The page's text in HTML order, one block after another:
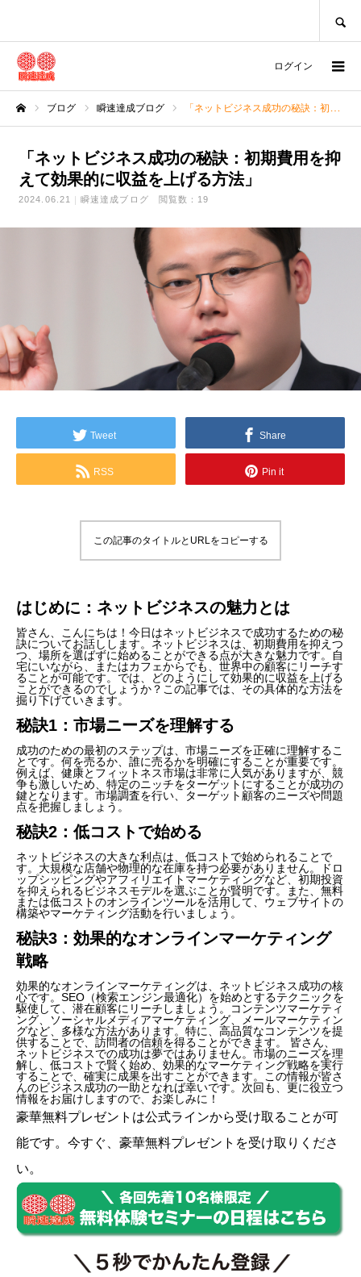
ログイン
ブログ 瞬速達成ブログ 「ネットビジネス成功の秘訣：初期費用を抑えて効果的に収益を上げる方法」
「ネットビジネス成功の秘訣：初期費用を抑
えて効果的に収益を上げる方法」
2024.06.21 瞬速達成ブログ 閲覧数：19
Tweet Share
RSS Pin it
この記事のタイトルとURLをコピーする
はじめに：ネットビジネスの魅力とは
皆さん、こんにちは！今日はネットビジネスで成功するための秘
訣についてお話しします。ネットビジネスは、初期費用を抑えつ
つ、場所を選ばずに始めることができる点が大きな魅力です。自
宅にいながら、またはカフェからでも、世界中の顧客にリーチす
ることが可能です。では、どのようにして効果的に収益を上げる
ことができるのでしょうか？この記事では、その具体的な方法を
掘り下げていきます。
秘訣1：市場ニーズを理解する
成功のための最初のステップは、市場ニーズを正確に理解するこ
とです。何を売るか、誰に売るかを明確にすることが重要です。
例えば、健康とフィットネス市場は非常に人気がありますが、競
争も激しいため、特定のニッチをターゲットにすることが成功の
鍵となります。市場調査を行い、ターゲット顧客のニーズや問題
点を把握しましょう。
秘訣2：低コストで始める
ネットビジネスの大きな利点は、低コストで始められることで
す。大規模な店舗や物理的な在庫を持つ必要がありません。ドロ
ップシッピングやアフィリエイトマーケティングなど、初期投資
を抑えられるビジネスモデルを選ぶことが賢明です。また、無料
または低コストのオンラインツールを活用して、ウェブサイトの
構築やマーケティング活動を行いましょう。
秘訣3：効果的なオンラインマーケティング
戦略
効果的なオンラインマーケティングは、ネットビジネス成功の核
心です。SEO（検索エンジン最適化）を始めとするテクニックを
駆使して、潜在顧客にリーチしましょう。コンテンツマーケティ
ング、ソーシャルメディアマーケティング、メールマーケティン
グなど、多様な方法があります。特に、高品質なコンテンツを提
供することで、訪問者の信頼を得ることができます。 皆さん、
ネットビジネスでの成功は夢ではありません。市場のニーズを理
解し、低コストで賢く始め、効果的なマーケティング戦略を実行
することで、確実に成果を出すことができます。この情報が皆さ
んのビジネス成功の一助となれば幸いです。次回も、更に役立つ
情報をお届けしますので、お楽しみに！
豪華無料プレゼントは公式ラインから受け取ることが可
能です。今すぐ、豪華無料プレゼントを受け取りくださ
い。